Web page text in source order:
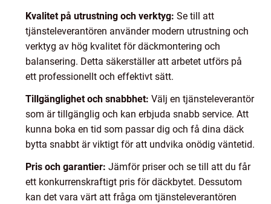
Kvalitet på utrustning och verktyg: Se till att
tjänsteleverantören använder modern utrustning och
verktyg av hög kvalitet för däckmontering och
balansering. Detta säkerställer att arbetet utförs på
ett professionellt och effektivt sätt.
Tillgänglighet och snabbhet: Välj en tjänsteleverantör
som är tillgänglig och kan erbjuda snabb service. Att
kunna boka en tid som passar dig och få dina däck
bytta snabbt är viktigt för att undvika onödig väntetid.
Pris och garantier: Jämför priser och se till att du får
ett konkurrenskraftigt pris för däckbytet. Dessutom
kan det vara värt att fråga om tjänsteleverantören